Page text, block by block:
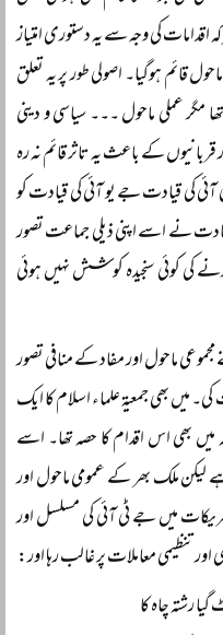
کی وجہ سے یہ دستوری امتیاز
قائم ہوگیا۔ اصولی طور پر یہ تعلق
مگر عملی ماحول ۔۔۔ سیاسی و دینی
کے باعث یہ تاثر قائم نہ رہ
کی قیادت جے یو آئی کی قیادت کو
نے اسے اپنی ذیلی جماعت تصور
کرنے کی کوئی سنجیدہ کوشش نہیں ہوئی
ماحول اور مفاد کے منافی تصور
بھی جمعیۃ علماء اسلام کا ایک
بھی اس اقدام کا حصہ تھا۔ اسے
ہے لیکن ملک بھر کے عمومی ماحول اور
میں جے ٹی آئی کی مسلسل اور
تنظیمی معاملات پر غالب رہا اور: